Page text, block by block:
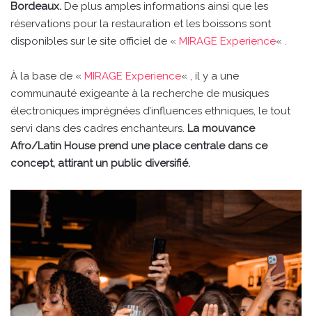
Bordeaux. De plus amples informations ainsi que les
réservations pour la restauration et les boissons sont
disponibles sur le site officiel de « MIRAGE Experience« .
À la base de « MIRAGE Experience« , il y a une
communauté exigeante à la recherche de musiques
électroniques imprégnées d’influences ethniques, le tout
servi dans des cadres enchanteurs. La mouvance
Afro/Latin House prend une place centrale dans ce
concept, attirant un public diversifié.